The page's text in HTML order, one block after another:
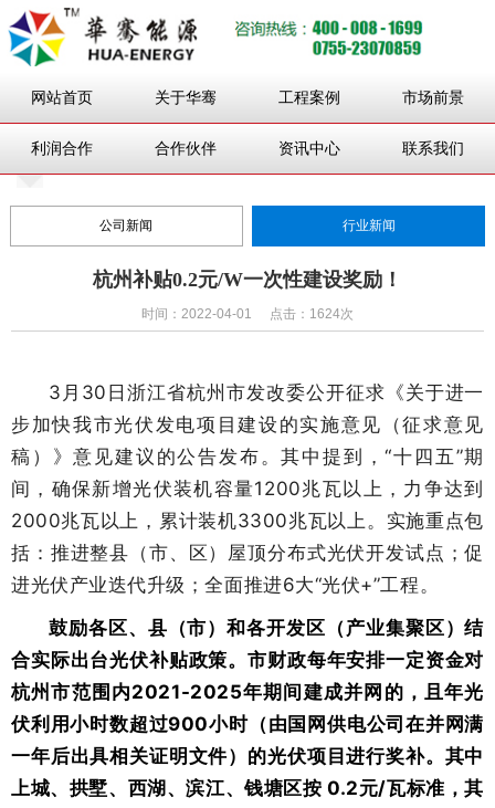
网站首页 关于华骞 工程案例 市场前景
利润合作 合作伙伴 资讯中心 联系我们
公司新闻 行业新闻
杭州补贴0.2元/W一次性建设奖励！
时间：2022-04-01 点击：1624次
3月30日浙江省杭州市发改委公开征求《关于进一
步加快我市光伏发电项目建设的实施意见（征求意见
稿）》意见建议的公告发布。其中提到，“十四五”期
间，确保新增光伏装机容量1200兆瓦以上，力争达到
2000兆瓦以上，累计装机3300兆瓦以上。实施重点包
括：推进整县（市、区）屋顶分布式光伏开发试点；促
进光伏产业迭代升级；全面推进6大“光伏+”工程。
鼓励各区、县（市）和各开发区（产业集聚区）结
合实际出台光伏补贴政策。市财政每年安排一定资金对
杭州市范围内2021-2025年期间建成并网的，且年光
伏利用小时数超过900小时（由国网供电公司在并网满
一年后出具相关证明文件）的光伏项目进行奖补。其中
上城、拱墅、西湖、滨江、钱塘区按 0.2元/瓦标准，其